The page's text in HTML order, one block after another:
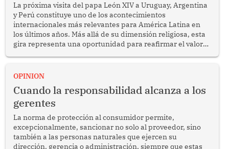
La próxima visita del papa León XIV a Uruguay, Argentina
y Perú constituye uno de los acontecimientos
internacionales más relevantes para América Latina en
los últimos años. Más allá de su dimensión religiosa, esta
gira representa una oportunidad para reafirmar el valor
enfrenta desafíos en materia de desarrollo, cohesión
OPINION
Cuando la responsabilidad alcanza a los
gerentes
La norma de protección al consumidor permite,
excepcionalmente, sancionar no solo al proveedor, sino
también a las personas naturales que ejercen su
dirección, gerencia o administración, siempre que estas